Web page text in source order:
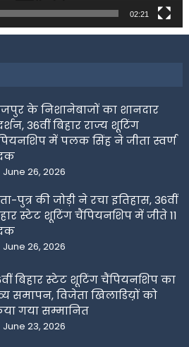
02:21
के निशानेबाजों का शानदार
36वीं बिहार राज्य शूटिंग
में पलक सिंह ने जीता स्वर्ण
Posted
on
June 26, 2026
पुत्र की जोड़ी ने रचा इतिहास, 36वीं
स्टेट शूटिंग चैंपियनशिप में जीते 11
Posted
on
June 26, 2026
बिहार स्टेट शूटिंग चैंपियनशिप का
समापन, विजेता खिलाडिय़ों को
गया सम्मानित
Posted
on
June 23, 2026